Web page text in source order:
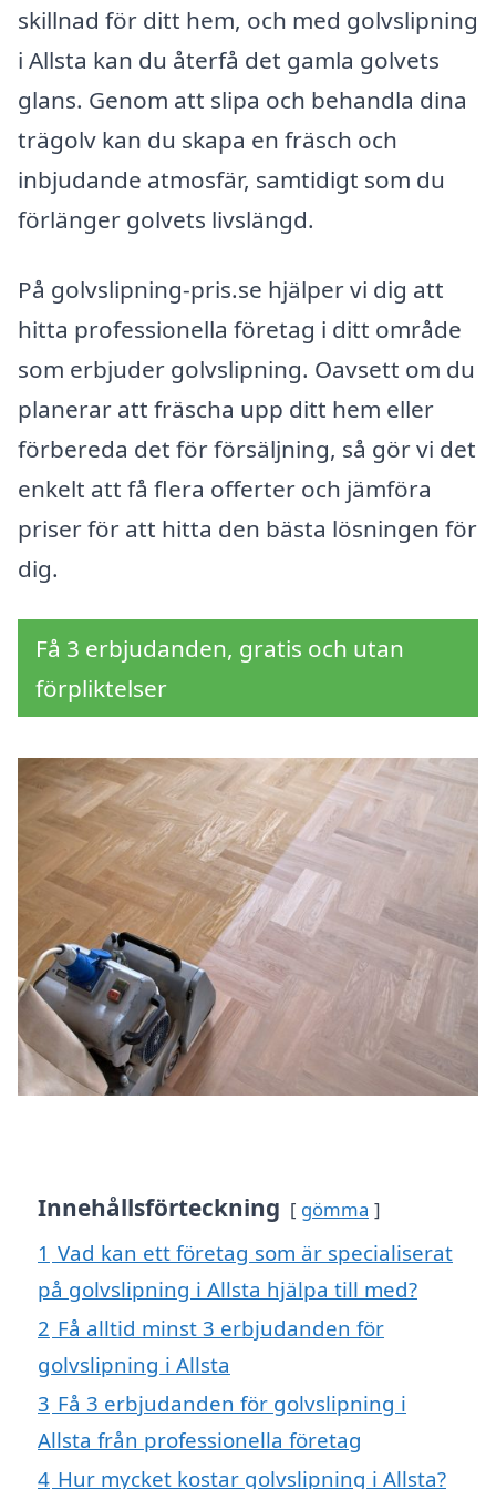
skillnad för ditt hem, och med golvslipning
i Allsta kan du återfå det gamla golvets
glans. Genom att slipa och behandla dina
trägolv kan du skapa en fräsch och
inbjudande atmosfär, samtidigt som du
förlänger golvets livslängd.
På golvslipning-pris.se hjälper vi dig att
hitta professionella företag i ditt område
som erbjuder golvslipning. Oavsett om du
planerar att fräscha upp ditt hem eller
förbereda det för försäljning, så gör vi det
enkelt att få flera offerter och jämföra
priser för att hitta den bästa lösningen för
dig.
Få 3 erbjudanden, gratis och utan
förpliktelser
Innehållsförteckning gömma
1 Vad kan ett företag som är specialiserat
på golvslipning i Allsta hjälpa till med?
2 Få alltid minst 3 erbjudanden för
golvslipning i Allsta
3 Få 3 erbjudanden för golvslipning i
Allsta från professionella företag
4 Hur mycket kostar golvslipning i Allsta?